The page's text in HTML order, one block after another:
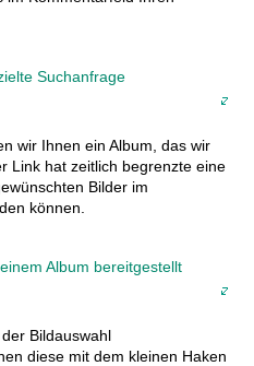
Suchanfrage
wir Ihnen ein Album, das wir
Link hat zeitlich begrenzte eine
Bilder im
können.
Album bereitgestellt
Bildauswahl
diese mit dem kleinen Haken